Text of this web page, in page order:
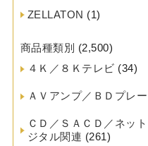
ZELLATON (1)
商品種類別 (2,500)
４Ｋ／８Ｋテレビ (34)
ＡＶアンプ／ＢＤプレ
ＣＤ／ＳＡＣＤ／ネッ
ジタル関連 (261)